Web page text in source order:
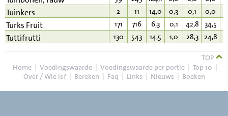
Tuinkers 2 11 14,0 0,3 0,1 0,0
Turks Fruit 171 716 6,3 0,1 42,8 34,5
Tuttifrutti 130 543 14,5 1,0 28,3 24,8
TOP
Home | Voedingswaarde | Voedingswaarde per portie | Top 10 |
Over / Wie is? | Bereken | Faq | Links | Nieuws | Boeken